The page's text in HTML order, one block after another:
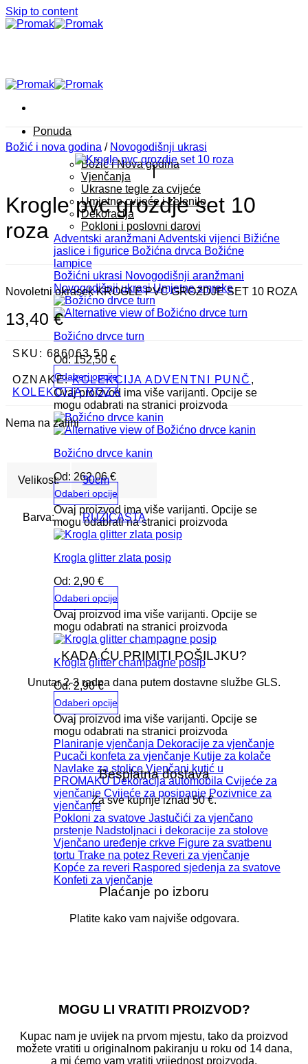
Skip to content
Ponuda
Božić i Nova godina
Vjenčanja
Ukrasne tegle za cvijeće
Umjetno cvijeće i zelenilo
Dekoracija
Pokloni i poslovni darovi
Adventski aranžmani Adventski vijenci Bižićne
jaslice i figurice Božićna drvca Božićne
lampice
Božićni ukrasi Novogodišnji aranžmani
Novogodišnji ukrasi Umjetne smreke
Božićno drvce turn
Od:152,50 €
Odaberi opcije
Ovaj proizvod ima više varijanti. Opcije se
mogu odabrati na stranici proizvoda
Božićno drvce kanin
Od: 262,06€
Odaberi opcije
Ovaj proizvod ima više varijanti. Opcije se
mogu odabrati na stranici proizvoda
Krogla glitter zlata posip
Od: 2,90 €
Odaberi opcije
Ovaj proizvod ima više varijanti. Opcije se
mogu odabrati na stranici proizvoda
Krogla glitter champagne posip
Od:2,90€
Odaberi opcije
Ovaj proizvod ima više varijanti. Opcije se
mogu odabrati na stranici proizvoda
Planiranje vjenčanja Dekoracije za vjenčanje
Pucači konfeta za vjenčanje Kutije za kolače
Navlake za stolice Vjenčani kutić u
PROMAKU Dekoracija automobila Cvijeće za
vjenčanje Cvijeće za posipanje Pozivnice za
vjenčanje
Pokloni za svatove Jastučići za vjenčano
prstenje Nadstoljnaci i dekoracije za stolove
Vjenčano uređenje crkve Figure za svatbenu
tortu Trake na potez Reveri za vjenčanje
Kopće za reveri Raspored sjedenja za svatove
Konfeti za vjenčanje
Božić i nova godina / Novogodišnji ukrasi
Krogle pvc grozdje set 10
roza
Novoletni okrasek KROGLE PVC GROZDJE SET 10 ROZA
13,40 €
SKU: 686063.50
OZNAKE:KOLEKCIJA ADVENTNI PUNČ ,
KOLEKCIJA ROZA
Nema na zalihi
Velikost: 30cm
Barva: RUŽIČASTA
KADA ĆU PRIMITI POŠILJKU?
Unutar 2-3 radna dana putem dostavne službe GLS.
Besplatna dostava
Za sve kupnje iznad 50 €.
Plaćanje po izboru
Platite kako vam najviše odgovara.
MOGU LI VRATITI PROIZVOD?
Kupac nam je uvijek na prvom mjestu, tako da proizvod
možete vratiti u originalnom pakiranju u roku od 14 dana,
a mi ćemo vam vratiti vrijednost proizvoda.